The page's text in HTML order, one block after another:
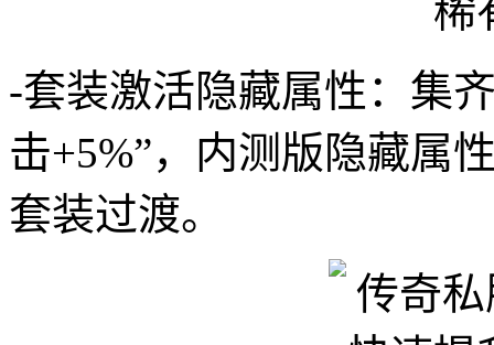
-套装激活隐藏属性：集
击+5%”，内测版隐藏属
套装过渡。